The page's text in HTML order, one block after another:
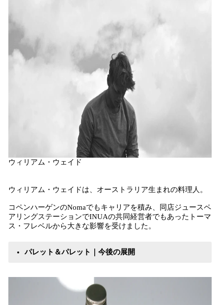
ウィリアム・ウェイド
ウィリアム・ウェイドは、オーストラリア生まれの料理人。
コペンハーゲンのNomaでもキャリアを積み、同店ジュースペ
アリングステーションでINUAの共同経営者でもあったトーマ
ス・フレベルから大きな影響を受けました。
パレット＆パレット｜今後の展開